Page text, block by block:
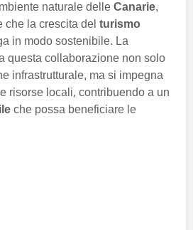
naturale delle Canarie,
che la crescita del turismo
in modo sostenibile. La
questa collaborazione non solo
infrastrutturale, ma si impegna
risorse locali, contribuendo a un
che possa beneficiare le